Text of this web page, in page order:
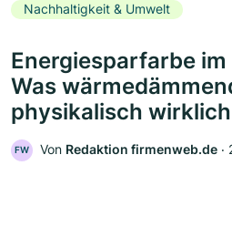
Nachhaltigkeit & Umwelt
Energiesparfarbe
Was
physikalisch
FW Von Redaktion firmenweb.de ‧